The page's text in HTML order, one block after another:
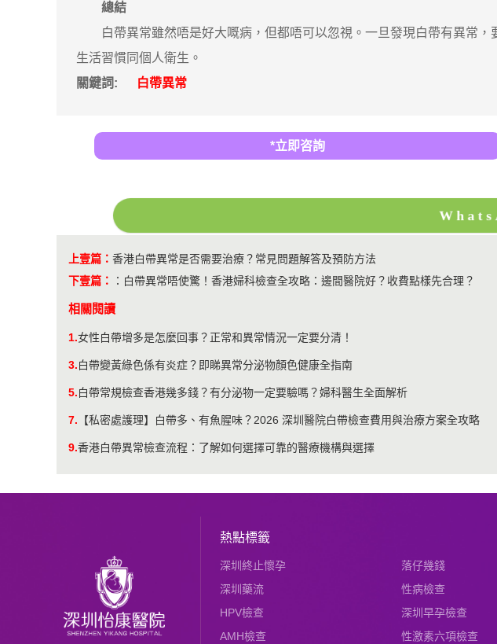
總結
白帶異常雖然唔是好大嘅病，但都唔可以忽視。一旦發現白帶有異常，
生活習慣同個人衛生。
關鍵詞:
白帶異常
*立即咨詢
上壹篇： 香港白帶異常是否需要治療？常見問題解答及預防方法
下壹篇：
： 白帶異常唔使驚！香港婦科檢查全攻略：邊間醫院好？收費點樣先合理？
相關閱讀
1.​女性白帶增多是怎麼回事？正常和異常情況一定要分清！
3.白帶變黃綠色係有炎症？即睇異常分泌物顏色健康全指南
5.白帶常規檢查香港幾多錢？有分泌物一定要驗嗎？婦科醫生全面解析
7. 【私密處護理】白帶多、有魚腥味？2026 深圳醫院白帶檢查費用與治療方案全攻略
9.香港白帶異常檢查流程：了解如何選擇可靠的醫療機構與選擇
熱點標籤
深圳終止懷孕
落仔幾錢
深圳藥流
性病檢查
HPV檢查
深圳早孕檢查
AMH檢查
性激素六項檢查